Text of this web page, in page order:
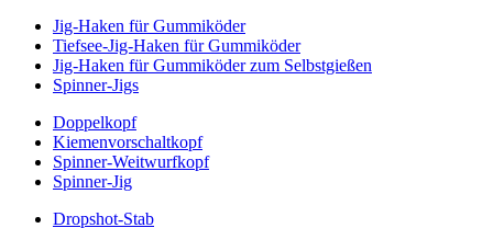
Jig-Haken für Gummiköder
Tiefsee-Jig-Haken für Gummiköder
Jig-Haken für Gummiköder zum Selbstgießen
Spinner-Jigs
Doppelkopf
Kiemenvorschaltkopf
Spinner-Weitwurfkopf
Spinner-Jig
Dropshot-Stab